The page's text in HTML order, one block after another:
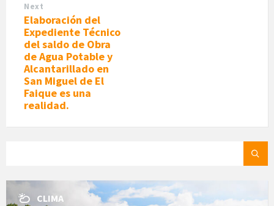
Next
Elaboración del
Expediente Técnico
del saldo de Obra
de Agua Potable y
Alcantarillado en
San Miguel de El
Faique es una
realidad.
CLIMA